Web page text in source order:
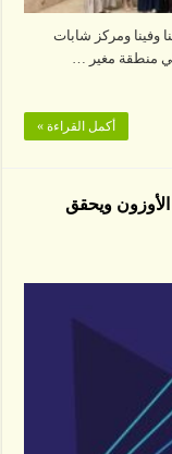
وفينا ومركز شابات
منطقة مغير …
أكمل القراءة »
الأوزون ويحقق